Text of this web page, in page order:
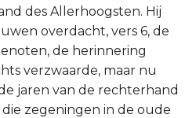
des Allerhoogsten. Hij
overdacht, vers 6, de
de herinnering
verzwaarde, maar nu
jaren van de rechterhand
zegeningen in de oude